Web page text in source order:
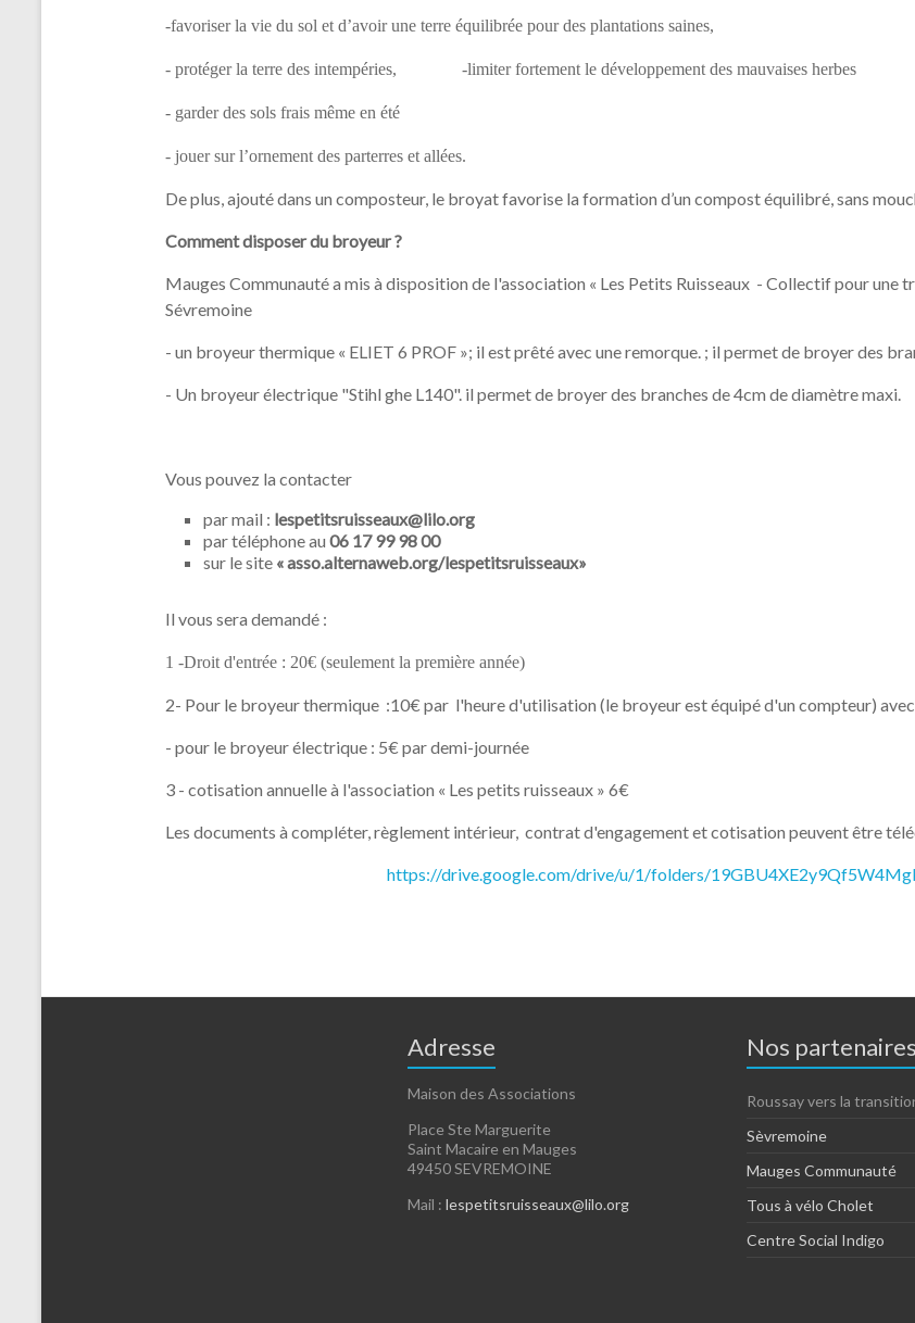
-favoriser la vie du sol et d’avoir une terre équilibrée pour des plantations saines,
- protéger la terre des intempéries, -limiter fortement le développement des mauvaises herbes
- garder des sols frais même en été
- jouer sur l’ornement des parterres et allées.
De plus, ajouté dans un composteur, le broyat favorise la formation d’un compost équilibré, sans
Comment disposer du broyeur ?
Mauges Communauté a mis à disposition de l'association « Les Petits Ruisseaux - Collectif pour une
Sévremoine
- un broyeur thermique « ELIET 6 PROF »; il est prêté avec une remorque. ; il permet de broyer des
- Un broyeur électrique "Stihl ghe L140". il permet de broyer des branches de 4cm de diamètre maxi.
Vous pouvez la contacter
par mail : lespetitsruisseaux@lilo.org
par téléphone au 06 17 99 98 00
sur le site « asso.alternaweb.org/lespetitsruisseaux»
Il vous sera demandé :
1 -Droit d'entrée : 20€ (seulement la première année)
2- Pour le broyeur thermique :10€ par l'heure d'utilisation (le broyeur est équipé d'un compteur) avec
- pour le broyeur électrique : 5€ par demi-journée
3 - cotisation annuelle à l'association « Les petits ruisseaux » 6€
Les documents à compléter, règlement intérieur, contrat d'engagement et cotisation peuvent être
https://drive.google.com/drive/u/1/folders/
Adresse
Maison des Associations
Place Ste Marguerite
Saint Macaire en Mauges
49450 SEVREMOINE
Mail : lespetitsruisseaux@lilo.org
Nos partenaires
Roussay vers la
Sèvremoine
Mauges Communauté
Tous à vélo Cholet
Centre Social Indigo